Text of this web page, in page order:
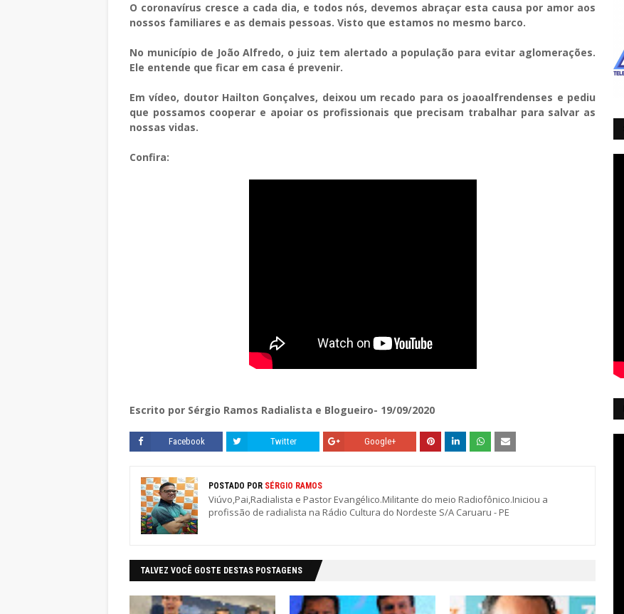
O coronavírus cresce a cada dia, e todos nós, devemos abraçar esta causa por amor aos
nossos familiares e as demais pessoas. Visto que estamos no mesmo barco.
No município de João Alfredo, o juiz tem alertado a população para evitar aglomerações.
Ele entende que ficar em casa é prevenir.
Em vídeo, doutor Hailton Gonçalves, deixou um recado para os joaoalfrendenses e pediu
que possamos cooperar e apoiar os profissionais que precisam trabalhar para salvar as
nossas vidas.
Confira:
Escrito por Sérgio Ramos Radialista e Blogueiro- 19/09/2020
Facebook Twitter Google+
POSTADO POR SÉRGIO RAMOS
Viúvo,Pai,Radialista e Pastor Evangélico.Militante do meio Radiofônico.Iniciou a
profissão de radialista na Rádio Cultura do Nordeste S/A Caruaru - PE
TALVEZ VOCÊ GOSTE DESTAS POSTAGENS